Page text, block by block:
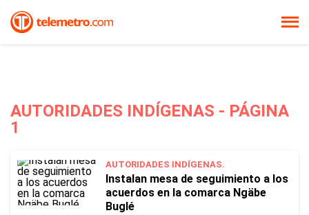
AUTORIDADES INDÍGENAS - PÁGINA
1
AUTORIDADES INDÍGENAS.
Instalan mesa de seguimiento a los
acuerdos en la comarca Ngäbe
Buglé